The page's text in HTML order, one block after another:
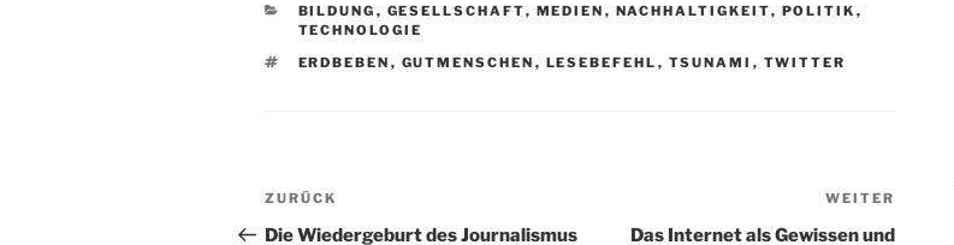
KATEGORIEN
BILDUNG , GESELLSCHAFT, MEDIEN , NACHHALTIGKEIT, POLITIK ,
TECHNOLOGIE
SCHLAGWÖRTER
ERDBEBEN , GUTMENSCHEN , LESEBEFEHL , TSUNAMI , TWITTER
Beitragsnavigation
Vorheriger
Beitrag
ZURÜCK
Die Wiedergeburt des Journalismus
Beitrag
WEITER
Das Internet als Gewissen und